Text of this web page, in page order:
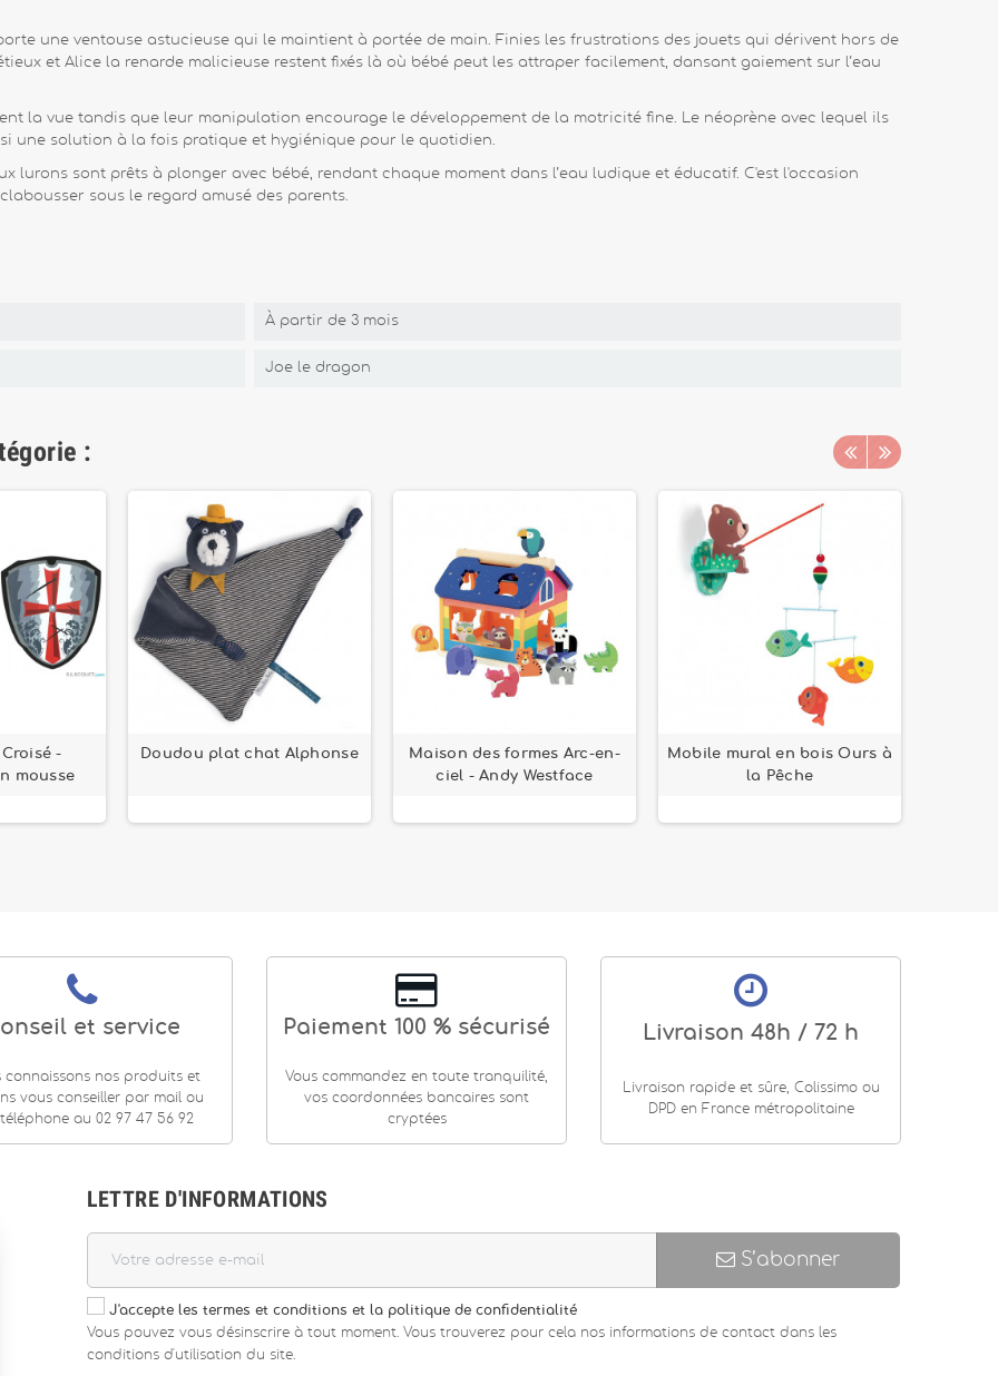
une ventouse astucieuse qui le maintient à portée de main. Finies les frustrations des jouets qui dérivent hors de
et Alice la renarde malicieuse restent fixés là où bébé peut les attraper facilement, dansant gaiement sur l’eau
la vue tandis que leur manipulation encourage le développement de la motricité fine. Le néoprène avec lequel ils
une solution à la fois pratique et hygiénique pour le quotidien.
lurons sont prêts à plonger avec bébé, rendant chaque moment dans l’eau ludique et éducatif. C'est l'occasion
sous le regard amusé des parents.
À partir de 3 mois
Joe le dragon
:
-
mousse
Doudou plat chat Alphonse
Maison des formes Arc-en-
ciel - Andy Westface
Mobile mural en bois Ours à
la Pêche
et service
connaissons nos produits et
vous conseiller par mail ou
au 02 97 47 56 92
Paiement 100 % sécurisé
Vous commandez en toute tranquilité,
vos coordonnées bancaires sont
cryptées
Livraison 48h / 72 h
Livraison rapide et sûre, Colissimo ou
DPD en France métropolitaine
LETTRE D'INFORMATIONS
S’abonner
J'accepte les termes et conditions et la politique de confidentialité
Vous pouvez vous désinscrire à tout moment. Vous trouverez pour cela nos informations de contact dans les
conditions d'utilisation du site.